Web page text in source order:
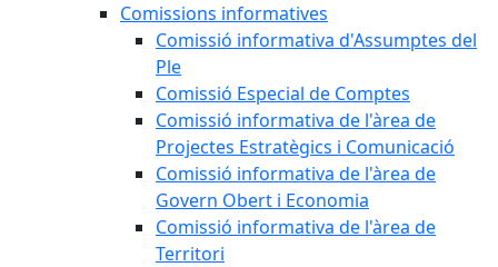
Comissions informatives
Comissió informativa d'Assumptes del
Ple
Comissió Especial de Comptes
Comissió informativa de l'àrea de
Projectes Estratègics i Comunicació
Comissió informativa de l'àrea de
Govern Obert i Economia
Comissió informativa de l'àrea de
Territori